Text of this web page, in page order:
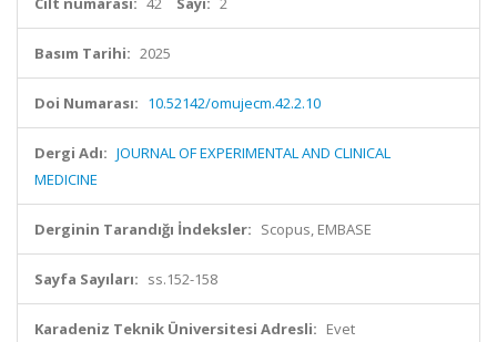
Basım Tarihi: 2025
Doi Numarası: 10.52142/omujecm.42.2.10
Dergi Adı: JOURNAL OF EXPERIMENTAL AND CLINICAL
MEDICINE
Derginin Tarandığı İndeksler: Scopus, EMBASE
Sayfa Sayıları: ss.152-158
Karadeniz Teknik Üniversitesi Adresli: Evet